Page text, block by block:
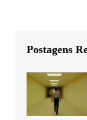
Postagens